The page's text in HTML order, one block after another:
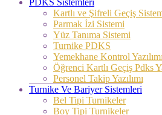
Kartlı ve Şifreli Geçiş
Parmak İzi Sistemi
Yüz Tanıma Sistemi
Turnike PDKS
Yemekhane Kontrol Yazılımı
Öğrenci Kartlı Geçiş Pdks
Personel Takip Yazılımı
Turnike Ve Bariyer Sistemleri
Bel Tipi Turnikeler
Boy Tipi Turnikeler